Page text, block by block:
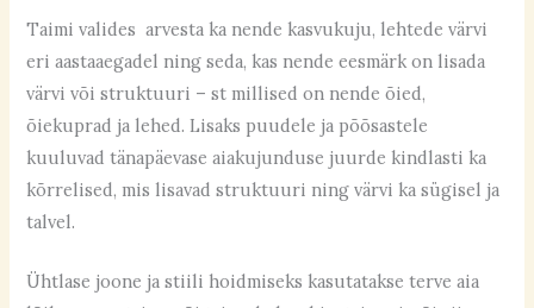
Taimi valides arvesta ka nende kasvukuju, lehtede värvi
eri aastaaegadel ning seda, kas nende eesmärk on lisada
värvi või struktuuri – st millised on nende õied,
õiekuprad ja lehed. Lisaks puudele ja põõsastele
kuuluvad tänapäevase aiakujunduse juurde kindlasti ka
kõrrelised, mis lisavad struktuuri ning värvi ka sügisel ja
talvel.
Ühtlase joone ja stiili hoidmiseks kasutatakse terve aia